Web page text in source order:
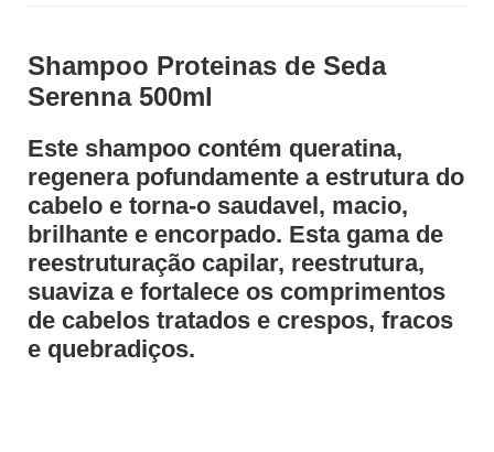
Shampoo Proteinas de Seda
Serenna 500ml
Este shampoo contém queratina,
regenera pofundamente a estrutura do
cabelo e torna-o saudavel, macio,
brilhante e encorpado. Esta gama de
reestruturação capilar, reestrutura,
suaviza e fortalece os comprimentos
de cabelos tratados e crespos, fracos
e quebradiços.